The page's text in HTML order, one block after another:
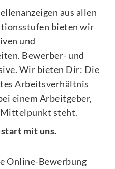
aus allen
bieten wir
und
Bewerber- und
Wir bieten Dir: Die
Arbeitsverhältnis
einem Arbeitgeber,
Mittelpunkt steht.
mit uns.
Online-Bewerbung